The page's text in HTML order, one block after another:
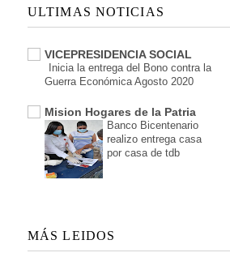
ULTIMAS NOTICIAS
VICEPRESIDENCIA SOCIAL
Inicia la entrega del Bono contra la
Guerra Económica Agosto 2020
Mision Hogares de la Patria
Banco Bicentenario
realizo entrega casa
por casa de tdb
MÁS LEIDOS